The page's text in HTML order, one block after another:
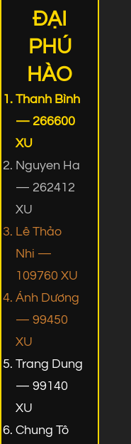
ĐẠI
PHÚ
HÀO
Thanh Bình
— 266600
XU
Nguyen Ha
— 262412
XU
Lê Thảo
Nhi —
109760 XU
Ánh Dương
— 99450
XU
Trang Dung
— 99140
XU
Chung Tô